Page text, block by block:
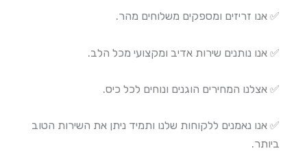
✅ אנו זריזים ומספקים משלוחים מהר.
✅ אנו נותנים שירות אדיב ומקצועי מכל הלב.
✅ אצלנו המחירים הוגנים ונוחים לכל כיס.
✅ אנו נאמנים ללקוחות שלנו ותמיד ניתן את השירות הטוב
ביותר.